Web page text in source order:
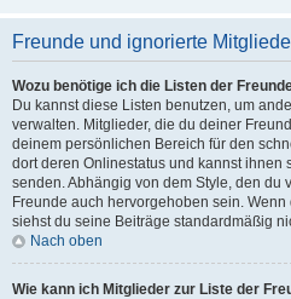
Freunde und ignorierte
Wozu benötige ich die Listen der
Du kannst diese Listen benutzen, um
verwalten. Mitglieder, die du deiner
deinem persönlichen Bereich für den
dort deren Onlinestatus und kannst ihnen
senden. Abhängig von dem Style, den du
Freunde auch hervorgehoben sein.
siehst du seine Beiträge standardmäßig
Nach oben
Wie kann ich Mitglieder zur Liste der